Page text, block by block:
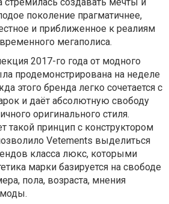
поколение прагматичнее,
и приближенное к реалиям
мегаполиса.
2017-го года от модного
продемонстрирована на неделе
этого бренда легко сочетается с
и даёт абсолютную свободу
оригинального стиля.
такой принцип с конструктором
Vetements выделиться
класса люкс, которыми
марки базируется на свободе
пола, возраста, мнения